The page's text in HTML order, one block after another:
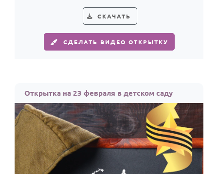
СКАЧАТЬ
СДЕЛАТЬ ВИДЕО ОТКРЫТКУ
Открытка на 23 февраля в детском саду